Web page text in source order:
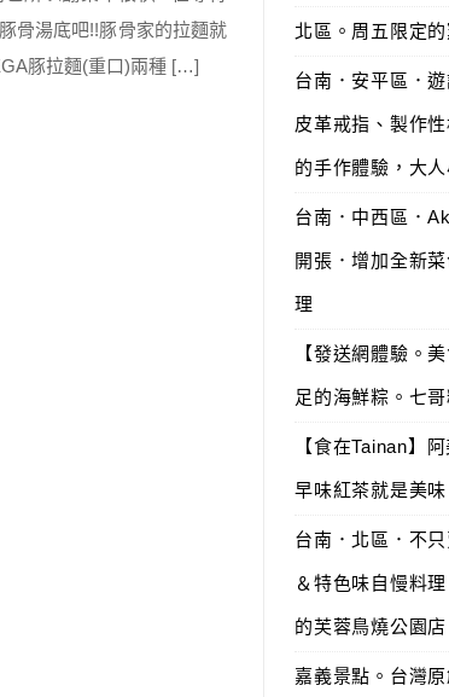
骨湯底吧!!豚骨家的拉麵就
豚拉麵(重口)兩種 […]
北區。周五限定
台南．安平區．
皮革戒指、製作
的手作體驗，大
台南．中西區．
開張．增加全新
理
【發送網體驗。
足的海鮮粽。七
【食在Tainan】
早味紅茶就是美味
台南．北區．不
＆特色味自慢料
的芙蓉鳥燒公園店
嘉義景點。台灣